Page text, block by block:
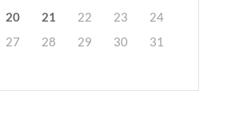
20 21 22 23
24
27 28 29 30
31